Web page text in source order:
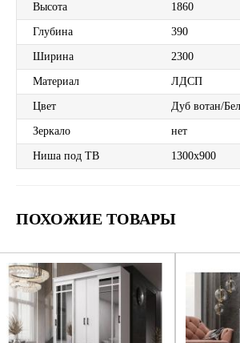
Высота 1860
Глубина 390
Ширина 2300
Материал ЛДСП
Цвет Дуб вотан/
Зеркало нет
Ниша под ТВ 1300х900
ПОХОЖИЕ ТОВАРЫ